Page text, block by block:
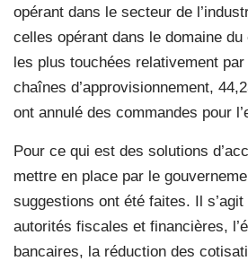
opérant dans le secteur de
celles opérant dans le domaine
les plus touchées relativement
chaînes d’approvisionnement,
ont annulé des commandes pour
Pour ce qui est des solutions
mettre en place par le
suggestions ont été faites. Il
autorités fiscales et financières,
bancaires, la réduction des